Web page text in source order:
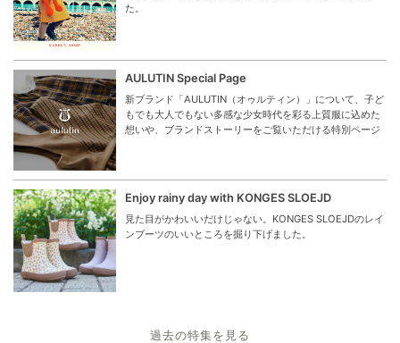
た。
AULUTIN Special Page
新ブランド「AULUTIN（オゥルティン）」について、子ど
もでも大人でもない多感な少女時代を彩る上質服に込めた
想いや、ブランドストーリーをご覧いただける特別ページ
Enjoy rainy day with KONGES SLOEJD
見た目がかわいいだけじゃない。KONGES SLOEJDのレイ
ンブーツのいいところを掘り下げました。
過去の特集を見る